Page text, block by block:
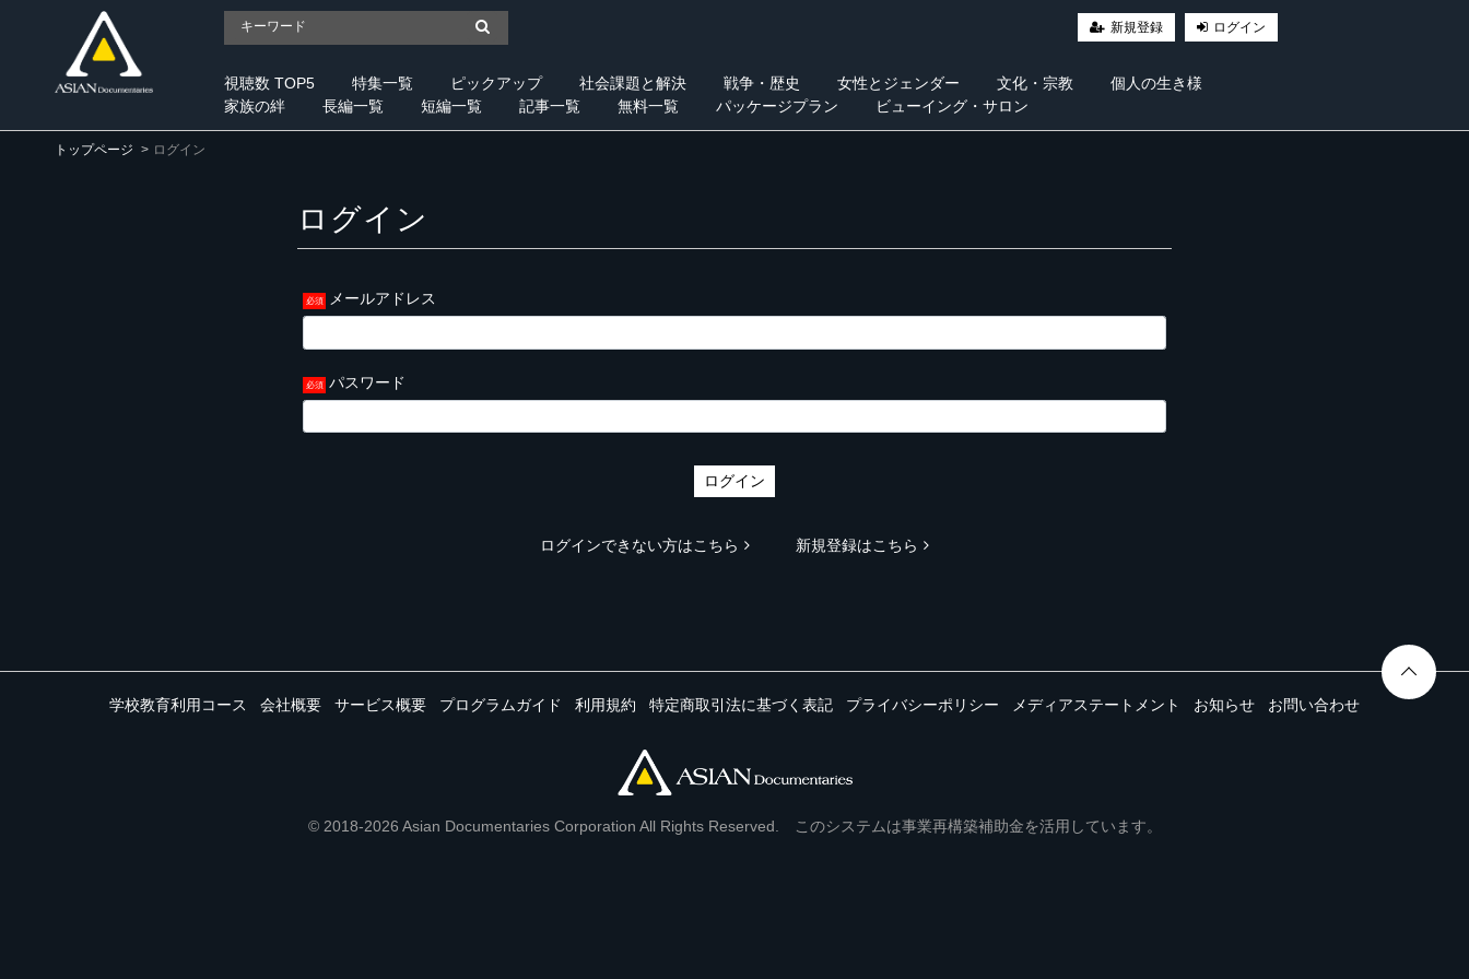
新規登録 ログイン
視聴数 TOP5 特集一覧 ピックアップ 社会課題と解決 戦争・歴史 女性とジェンダー 文化・宗教
個人の生き様
家族の絆
長編一覧 短編一覧 記事一覧 無料一覧 パッケージプラン ビューイング・サロン
トップページ ログイン
ログイン
メールアドレス
パスワード
ログイン
ログインできない方はこちら 新規登録はこちら
学校教育利用コース 会社概要 サービス概要 プログラムガイド 利用規約 特定商取引法に基づく表記 プライバシーポリシー メディアステートメント お知らせ お問い合わせ
© 2018-2026 Asian Documentaries Corporation All Rights Reserved. このシステムは事業再構築補助金を活用しています。